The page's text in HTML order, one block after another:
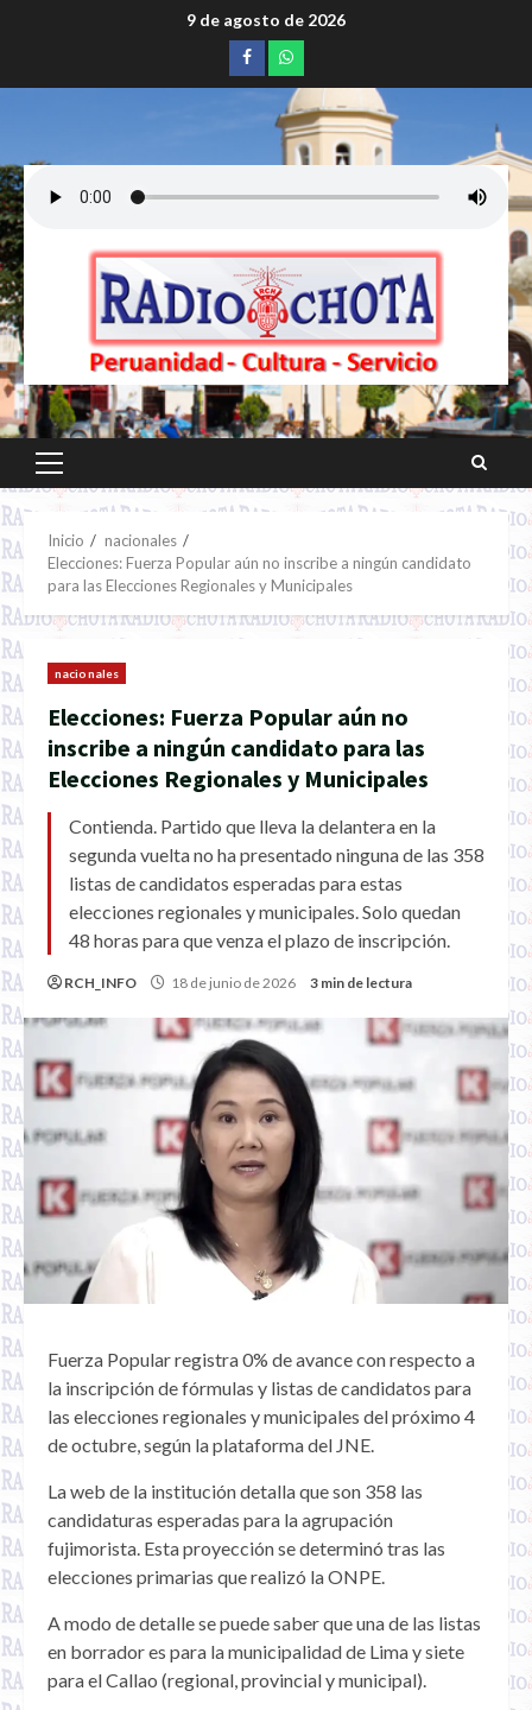
9 de agosto de 2026
Facebookwhatsapp
Menú
principal
Inicio
nacionales
Elecciones: Fuerza Popular aún no inscribe a ningún candidato
para las Elecciones Regionales y Municipales
nacionales
Elecciones: Fuerza Popular aún no
inscribe a ningún candidato para las
Elecciones Regionales y Municipales
Contienda. Partido que lleva la delantera en la
segunda vuelta no ha presentado ninguna de las 358
listas de candidatos esperadas para estas
elecciones regionales y municipales. Solo quedan
48 horas para que venza el plazo de inscripción.
RCH_INFO 18 de junio de 2026 3 min de lectura
Fuerza Popular registra 0% de avance con respecto a
la inscripción de fórmulas y listas de candidatos para
las elecciones regionales y municipales del próximo 4
de octubre, según la plataforma del JNE.
La web de la institución detalla que son 358 las
candidaturas esperadas para la agrupación
fujimorista. Esta proyección se determinó tras las
elecciones primarias que realizó la ONPE.
A modo de detalle se puede saber que una de las listas
en borrador es para la municipalidad de Lima y siete
para el Callao (regional, provincial y municipal).